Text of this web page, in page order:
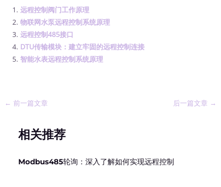
远程控制阀门工作原理
物联网水泵远程控制系统原理
远程控制485接口
DTU传输模块：建立牢固的远程控制连接
智能水表远程控制系统原理
← 前一篇文章 后一篇文章 →
相关推荐
Modbus485轮询：深入了解如何实现远程控制